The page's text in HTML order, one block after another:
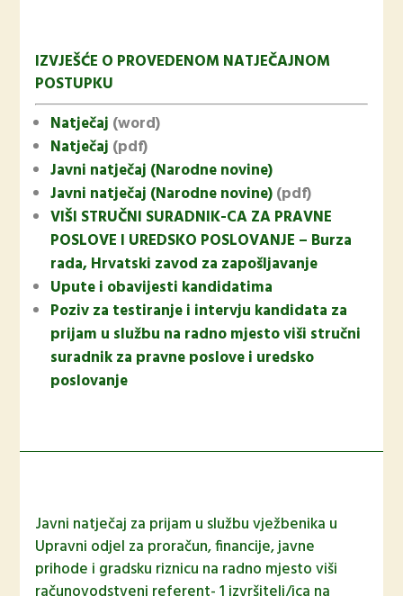
IZVJEŠĆE O PROVEDENOM NATJEČAJNOM
POSTUPKU
Natječaj (word)
Natječaj (pdf)
Javni natječaj (Narodne novine)
Javni natječaj (Narodne novine)(pdf)
VIŠI STRUČNI SURADNIK-CA ZA PRAVNE
POSLOVE I UREDSKO POSLOVANJE – Burza
rada, Hrvatski zavod za zapošljavanje
Upute i obavijesti kandidatima
Poziv za testiranje i intervju kandidata za
prijam u službu na radno mjesto viši stručni
suradnik za pravne poslove i uredsko
poslovanje
Javni natječaj za prijam u službu vježbenika u
Upravni odjel za proračun, financije, javne
prihode i gradsku riznicu na radno mjesto viši